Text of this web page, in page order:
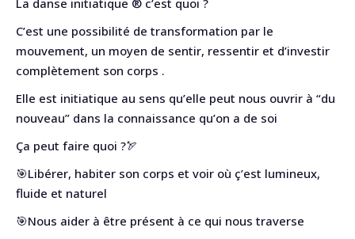
La danse initiatique ® c’est quoi ?
C’est une possibilité de transformation par le
mouvement, un moyen de sentir, ressentir et d’investir
complètement son corps .
Elle est initiatique au sens qu’elle peut nous ouvrir à “du
nouveau” dans la connaissance qu’on a de soi
Ça peut faire quoi ?🏹
🎯Libérer, habiter son corps et voir où ç’est lumineux,
fluide et naturel
🎯Nous aider à être présent à ce qui nous traverse